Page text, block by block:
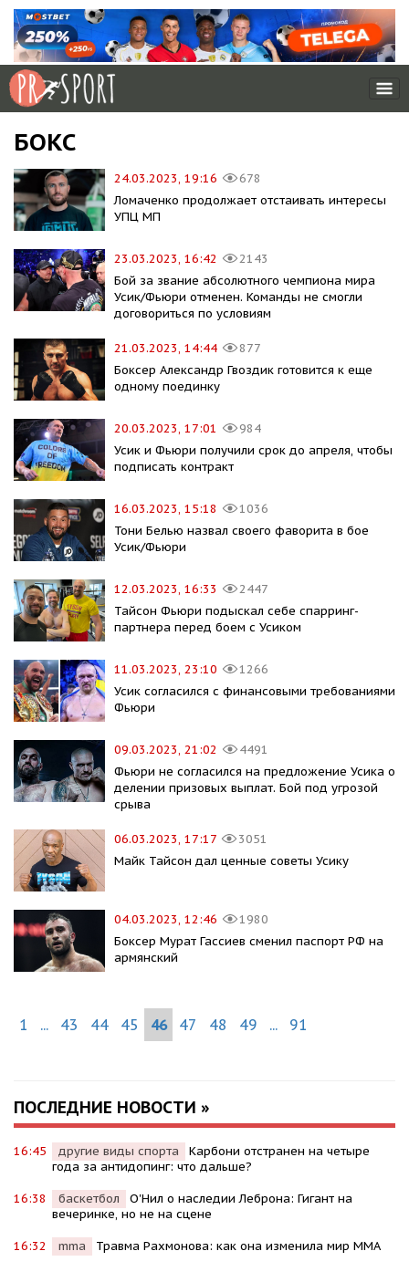
БОКС
24.03.2023, 19:16
678
Ломаченко продолжает отстаивать интересы
УПЦ МП
23.03.2023, 16:42
2143
Бой за звание абсолютного чемпиона мира
Усик/Фьюри отменен. Команды не смогли
договориться по условиям
21.03.2023, 14:44
877
Боксер Александр Гвоздик готовится к еще
одному поединку
20.03.2023, 17:01
984
Усик и Фьюри получили срок до апреля, чтобы
подписать контракт
16.03.2023, 15:18
1036
Тони Белью назвал своего фаворита в бое
Усик/Фьюри
12.03.2023, 16:33
2447
Тайсон Фьюри подыскал себе спарринг-
партнера перед боем с Усиком
11.03.2023, 23:10
1266
Усик согласился с финансовыми требованиями
Фьюри
09.03.2023, 21:02
4491
Фьюри не согласился на предложение Усика о
делении призовых выплат. Бой под угрозой
срыва
06.03.2023, 17:17
3051
Майк Тайсон дал ценные советы Усику
04.03.2023, 12:46
1980
Боксер Мурат Гассиев сменил паспорт РФ на
армянский
1 ... 43 44 45 46 47 48 49 ... 91
ПОСЛЕДНИЕ НОВОСТИ »
16:45 другие виды спорта
Карбони отстранен на четыре
года за антидопинг: что дальше?
16:38 баскетбол
О'Нил о наследии Леброна: Гигант на
вечеринке, но не на сцене
16:32 mma Травма Рахмонова: как она изменила мир ММА